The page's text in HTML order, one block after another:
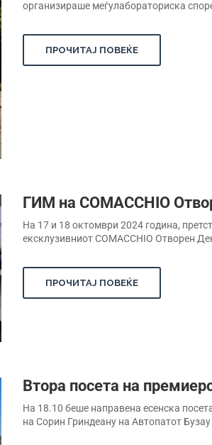
oрганизираше меѓулабораториска
ПРОЧИТАЈ ПОВЕЌЕ
ГИМ на COMACCHIO
На 17 и 18 октомври 2024 година,
ексклузивниот COMACCHIO Отворен
ПРОЧИТАЈ ПОВЕЌЕ
Втора посета на
На 18.10 беше направена есенска
на Сорин Гриндеану на Автопатот